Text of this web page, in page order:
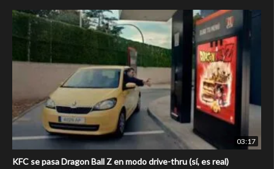
03:17
KFC se pasa Dragon Ball Z en modo drive-thru (sí, es real)